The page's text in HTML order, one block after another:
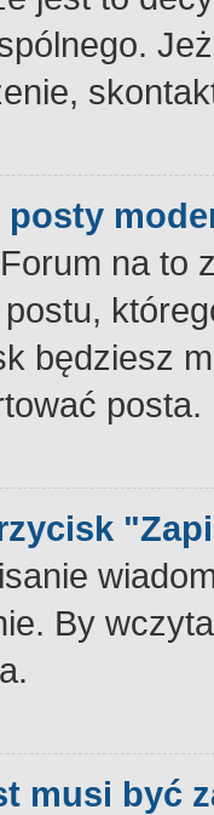
posty
na to
będziesz
posta.
By
musi być